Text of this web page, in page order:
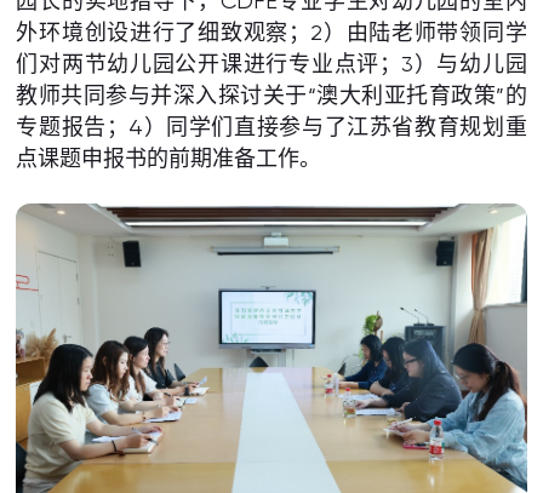
外环境创设进行了细致观察；2）由陆老师带领同学
们对两节幼儿园公开课进行专业点评；3）与幼儿园
教师共同参与并深入探讨关于“澳大利亚托育政策”的
专题报告；4）同学们直接参与了江苏省教育规划重
点课题申报书的前期准备工作。